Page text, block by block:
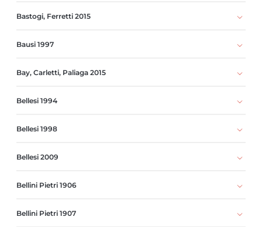
Bastogi, Ferretti 2015
Bausi 1997
Bay, Carletti, Paliaga 2015
Bellesi 1994
Bellesi 1998
Bellesi 2009
Bellini Pietri 1906
Bellini Pietri 1907